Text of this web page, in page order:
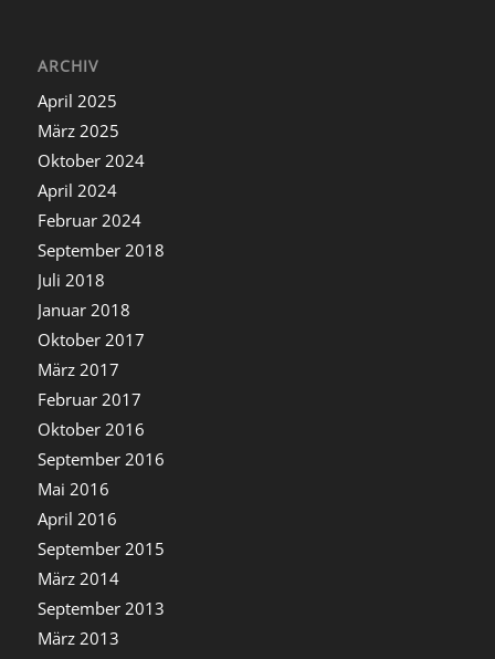
ARCHIV
April 2025
März 2025
Oktober 2024
April 2024
Februar 2024
September 2018
Juli 2018
Januar 2018
Oktober 2017
März 2017
Februar 2017
Oktober 2016
September 2016
Mai 2016
April 2016
September 2015
März 2014
September 2013
März 2013